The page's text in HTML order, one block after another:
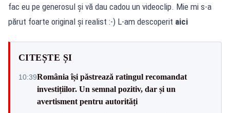
fac eu pe generosul şi vă dau cadou un videoclip. Mie mi s-a
părut foarte original şi realist :-) L-am descoperit aici
CITEȘTE ȘI
10:39România își păstrează ratingul recomandat
investițiilor. Un semnal pozitiv, dar și un
avertisment pentru autorități